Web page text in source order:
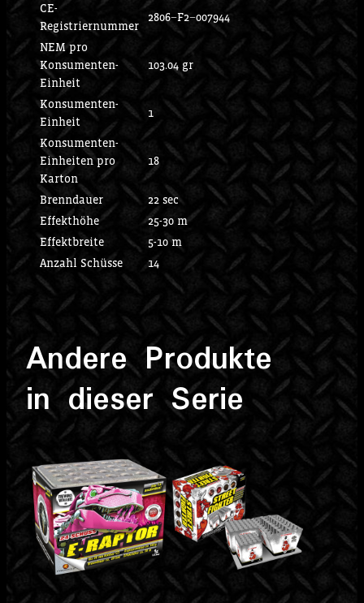
CE-
Registriernummer
2806−F2−007944
NEM pro
Konsumenten-
Einheit
103.04 gr
Konsumenten-
Einheit
1
Konsumenten-
Einheiten pro
Karton
18
Brenndauer
22 sec
Effekthöhe
25-30 m
Effektbreite
5-10 m
Anzahl Schüsse
14
Andere Produkte
in dieser Serie